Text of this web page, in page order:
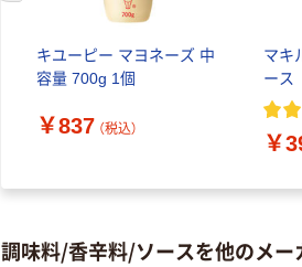
キユーピー マヨネーズ 中
容量 700g 1個
￥837 （税込）
マキ
ース
￥
調味料/香辛料/ソースを他のメー